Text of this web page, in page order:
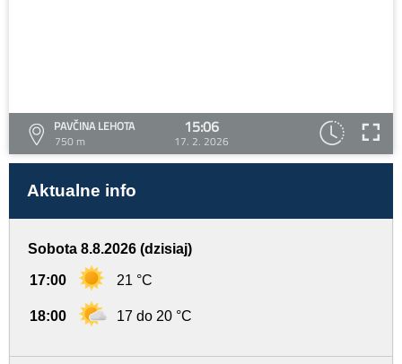
PAVČINA LEHOTA
750 m
15:06
17. 2. 2026
Aktualne info
Sobota 8.8.2026 (dzisiaj)
17:00 21 °C
18:00 17 do 20 °C